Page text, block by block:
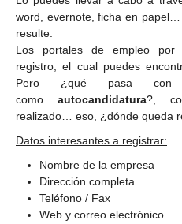
word, evernote, ficha en
resulte.
Los portales de empleo por
registro, el cual puedes
Pero ¿qué pasa
como autocandidatura?,
realizado… eso, ¿dónde queda
Datos interesantes a registrar:
Nombre de la empresa
Dirección completa
Teléfono / Fax
Web y correo electrónico